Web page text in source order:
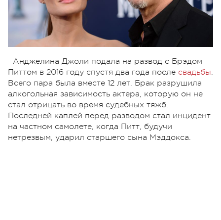
Анджелина Джоли подала на развод с Брэдом
Питтом в 2016 году спустя два года после свадьбы.
Всего пара была вместе 12 лет. Брак разрушила
алкогольная зависимость актера, которую он не
стал отрицать во время судебных тяжб.
Последней каплей перед разводом стал инцидент
на частном самолете, когда Питт, будучи
нетрезвым, ударил старшего сына Мэддокса.